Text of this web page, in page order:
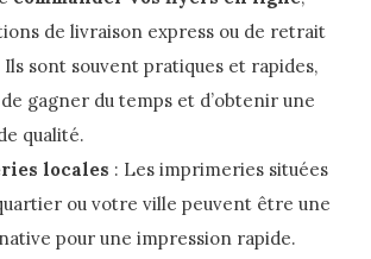
de livraison express ou de retrait
Ils sont souvent pratiques et rapides,
gagner du temps et d’obtenir une
qualité.
locales : Les imprimeries situées
ou votre ville peuvent être une
pour une impression rapide.